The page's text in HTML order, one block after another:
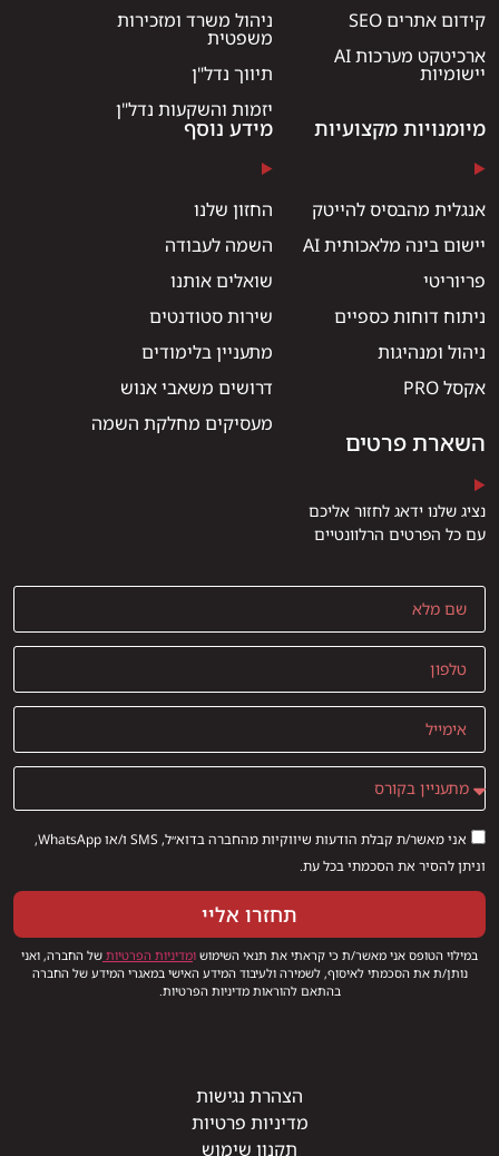
קידום אתרים SEO
ארכיטקט מערכות AI
יישומיות
ניהול משרד ומזכירות
משפטית
תיווך נדל"ן
יזמות והשקעות נדל"ן
מיומנויות מקצועיות
אנגלית מהבסיס להייטק
יישום בינה מלאכותית AI
פריוריטי
ניתוח דוחות כספיים
ניהול ומנהיגות
אקסל PRO
מידע נוסף
החזון שלנו
השמה לעבודה
שואלים אותנו
שירות סטודנטים
מתעניין בלימודים
דרושים משאבי אנוש
מעסיקים מחלקת השמה
השארת פרטים
נציג שלנו ידאג לחזור אליכם
עם כל הפרטים הרלוונטיים
אני מאשר/ת קבלת הודעות שיווקיות מהחברה בדוא״ל, SMS ו/או WhatsApp,
וניתן להסיר את הסכמתי בכל עת.
תחזרו אליי
במילוי הטופס אני מאשר/ת כי קראתי את תנאי השימוש ומדיניות הפרטיות של החברה, ואני
נותן/ת את הסכמתי לאיסוף, לשמירה ולעיבוד המידע האישי במאגרי המידע של החברה
בהתאם להוראות מדיניות הפרטיות.
הצהרת נגישות
מדיניות פרטיות
תקנון שימוש